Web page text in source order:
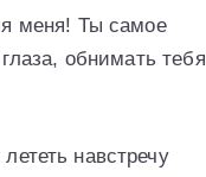
меня! Ты самое
обнимать тебя
навстречу